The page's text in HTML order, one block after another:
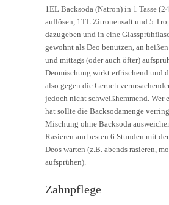
1EL Backsoda (Natron) in 1 Tasse
auflösen, 1TL Zitronensaft und 5
dazugeben und in eine
gewohnt als Deo benutzen, an
und mittags (oder auch öfter)
Deomischung wirkt erfrischend und
also gegen die Geruch
jedoch nicht schweißhemmend. Wer
hat sollte die Backsodamenge
Mischung ohne Backsoda
Rasieren am besten 6 Stunden mit
Deos warten (z.B. abends rasieren,
aufsprühen).
Zahnpflege